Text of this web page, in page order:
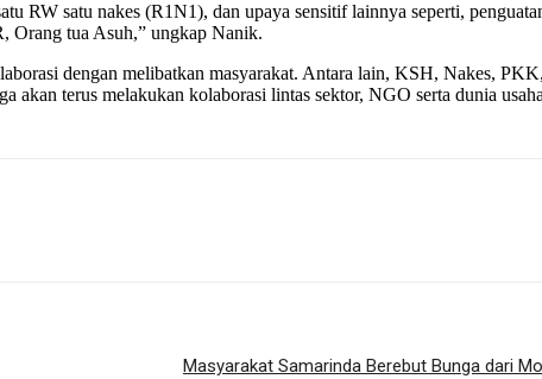
RW satu nakes (R1N1), dan upaya sensitif lainnya seperti,
Orang tua Asuh,” ungkap Nanik.
dengan melibatkan masyarakat. Antara lain, KSH, Nakes,
terus melakukan kolaborasi lintas sektor, NGO serta dunia
Masyarakat Samarinda Berebut Bunga dari